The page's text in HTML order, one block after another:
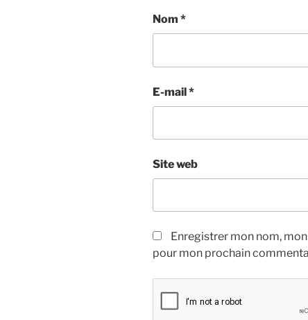
Nom *
E-mail*
Site web
Enregistrer mon nom,
pour mon prochain